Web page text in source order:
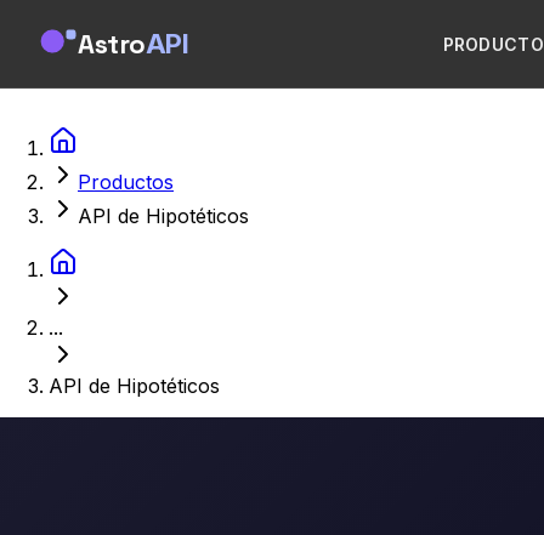
AstroAPI PRODUCTO
Productos
API de Hipotéticos
...
API de Hipotéticos